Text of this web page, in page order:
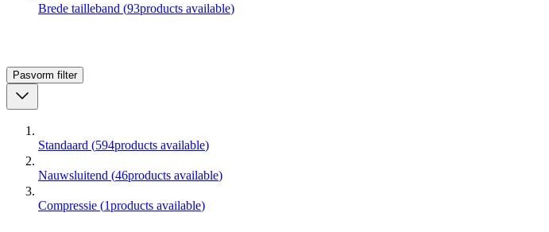
Brede tailleband (93products available)
Pasvorm filter
Standaard (594products available)
Nauwsluitend (46products available)
Compressie (1products available)